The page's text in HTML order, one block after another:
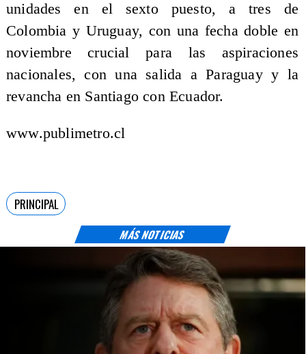
MÁS NOTICIAS
unidades en el sexto puesto, a tres de
Colombia y Uruguay, con una fecha doble en
noviembre crucial para las aspiraciones
nacionales, con una salida a Paraguay y la
revancha en Santiago con Ecuador.
www.publimetro.cl
PRINCIPAL